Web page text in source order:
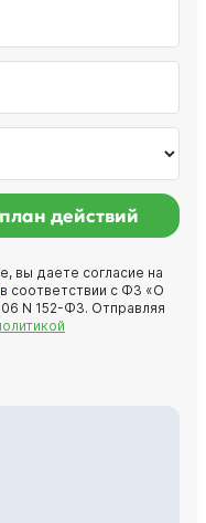
действий
вы даете согласие на
в соответствии с ФЗ «О
N 152-ФЗ. Отправляя